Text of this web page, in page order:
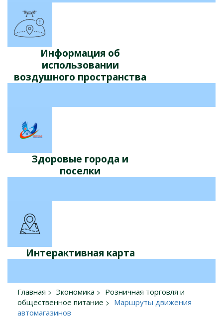
Информация об
использовании
воздушного пространства
Здоровые города и
поселки
Интерактивная карта
Главная Экономика
Розничная торговля и
общественное питание
Маршруты движения
автомагазинов